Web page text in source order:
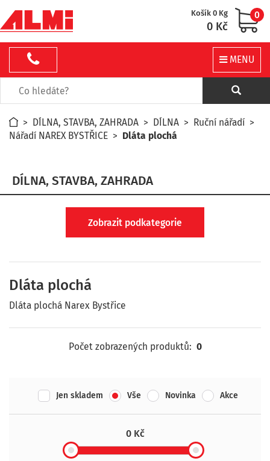
Košík 0 Kg
0 Kč
0
MENU
> DÍLNA, STAVBA, ZAHRADA > DÍLNA > Ruční nářadí >
Nářadí NAREX BYSTŘICE > Dláta plochá
DÍLNA, STAVBA, ZAHRADA
Zobrazit podkategorie
Dláta plochá
Dláta plochá Narex Bystřice
Počet zobrazených produktů: 0
Jen skladem Vše Novinka Akce
0 Kč